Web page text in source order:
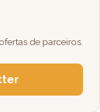
de parceiros.